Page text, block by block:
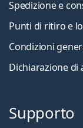
Spedizione e
Punti di ritiro e
Condizioni
Dichiarazione di
Supporto